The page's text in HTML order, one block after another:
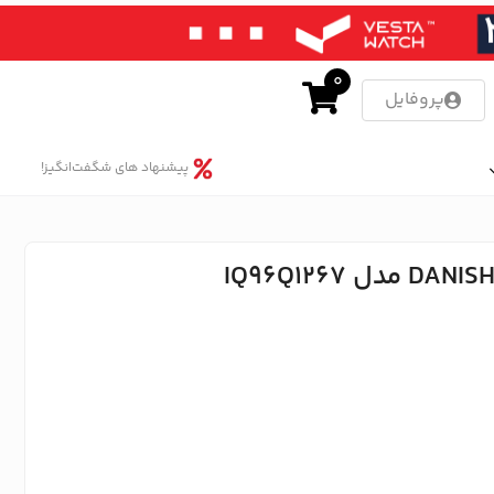
پروفایل
0
پیشنهاد های شگفت‌انگیز!